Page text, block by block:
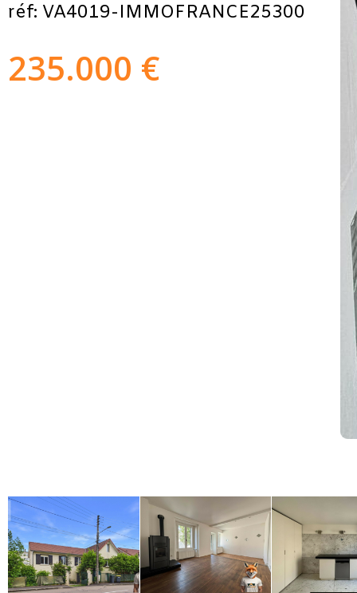
réf: VA4019-IMMOFRANCE25300
235.000 €